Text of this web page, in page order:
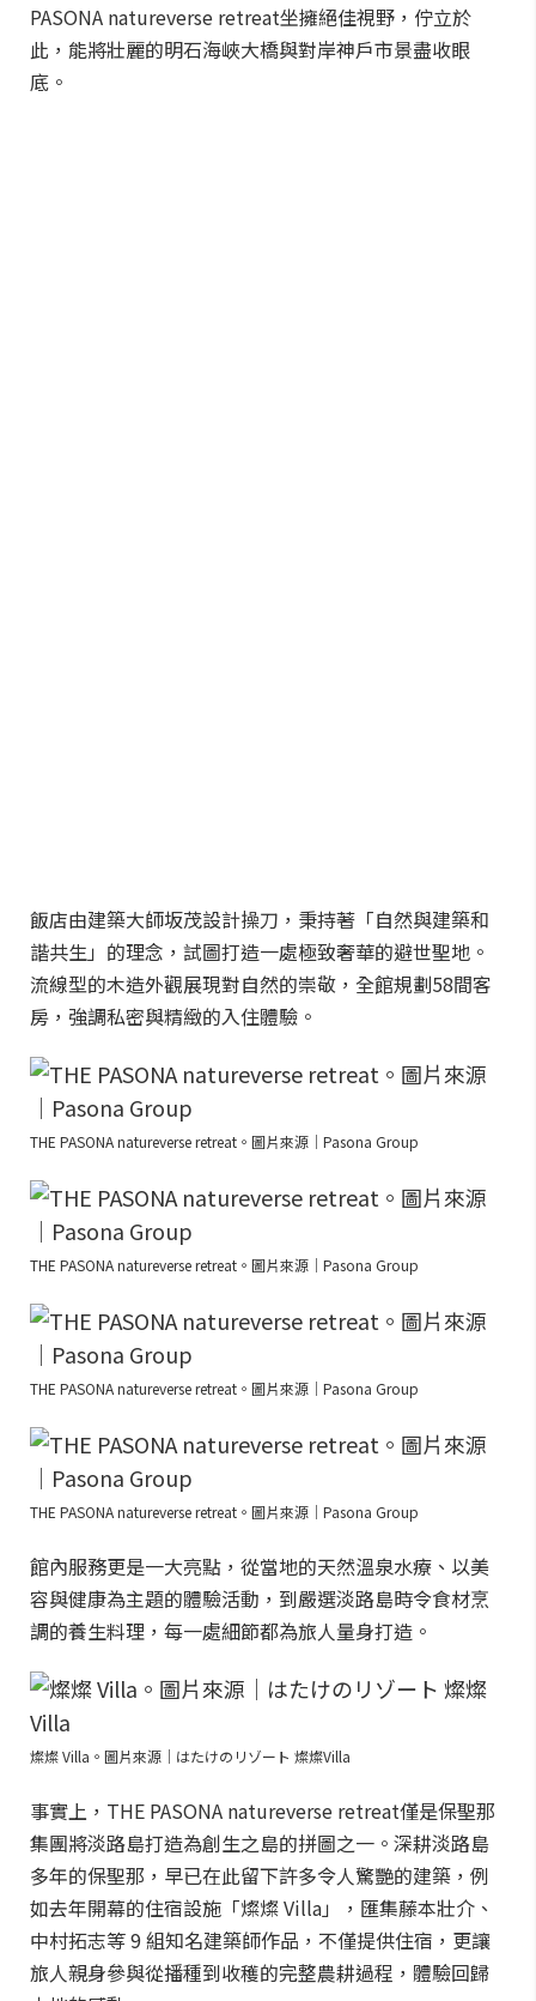
PASONA natureverse retreat坐擁絕佳視野，佇立於
此，能將壯麗的明石海峽大橋與對岸神戶市景盡收眼
底。
飯店由建築大師坂茂設計操刀，秉持著「自然與建築和
諧共生」的理念，試圖打造一處極致奢華的避世聖地。
流線型的木造外觀展現對自然的崇敬，全館規劃58間客
房，強調私密與精緻的入住體驗。
THE PASONA natureverse retreat。圖片來源｜Pasona Group
THE PASONA natureverse retreat。圖片來源｜Pasona Group
THE PASONA natureverse retreat。圖片來源｜Pasona Group
THE PASONA natureverse retreat。圖片來源｜Pasona Group
館內服務更是一大亮點，從當地的天然溫泉水療、以美
容與健康為主題的體驗活動，到嚴選淡路島時令食材烹
調的養生料理，每一處細節都為旅人量身打造。
燦燦 Villa。圖片來源｜はたけのリゾート 燦燦Villa
事實上，THE PASONA natureverse retreat僅是保聖那
集團將淡路島打造為創生之島的拼圖之一。深耕淡路島
多年的保聖那，早已在此留下許多令人驚艷的建築，例
如去年開幕的住宿設施「燦燦 Villa」，匯集藤本壯介、
中村拓志等 9 組知名建築師作品，不僅提供住宿，更讓
旅人親身參與從播種到收穫的完整農耕過程，體驗回歸